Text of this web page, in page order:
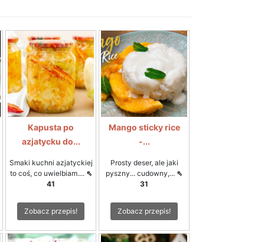
Kapusta po
azjatycku do...
Smaki kuchni azjatyckiej
to coś, co uwielbiam.... ⇖
41
Zobacz przepis!
Mango sticky rice
-...
Prosty deser, ale jaki
pyszny... cudowny,... ⇖
31
Zobacz przepis!